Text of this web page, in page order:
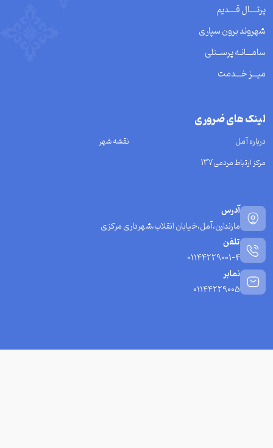
پرتــــال قــــدیم
شهروند برون سپاری
سامـــانـه پرســنلی
میـــز خـــدمت
لینک های ضروری
درباره آمل
نقشه شهر
مرکز ارتباط مردمی137
آدرس
مازندارن،آمل،خیابان انقلاب،شهرداری مرکزی
تلفن
01144229001-4
نمابر
01144229005